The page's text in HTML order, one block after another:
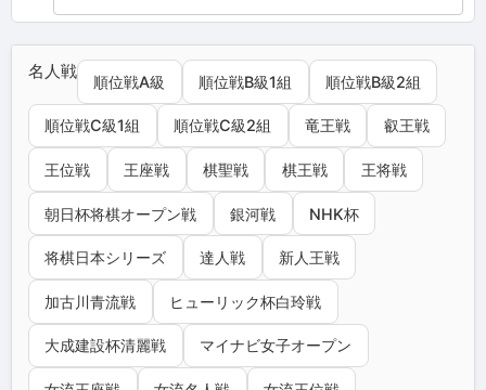
名人戦
順位戦A級 順位戦B級1組 順位戦B級2組
順位戦C級1組 順位戦C級2組 竜王戦 叡王戦
王位戦 王座戦 棋聖戦 棋王戦 王将戦
朝日杯将棋オープン戦 銀河戦 NHK杯
将棋日本シリーズ 達人戦 新人王戦
加古川青流戦 ヒューリック杯白玲戦
大成建設杯清麗戦 マイナビ女子オープン